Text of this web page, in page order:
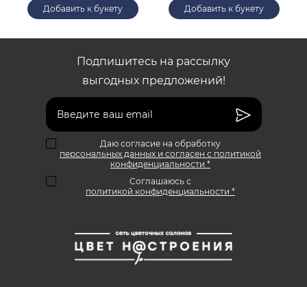
Добавить к букету Добавить к букету
Подпишитесь на рассылку
выгодных предложений!
Даю согласие на обработку
персональных данных и согласен с политикой
конфиденциальности *
Соглашаюсь с
политикой конфиденциальности *